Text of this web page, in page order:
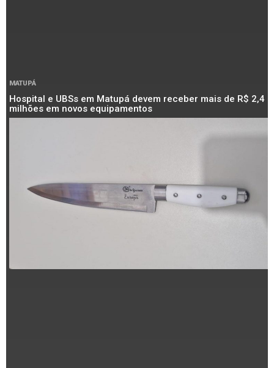
MATUPÁ
Hospital e UBSs em Matupá devem receber mais de R$ 2,4
milhões em novos equipamentos